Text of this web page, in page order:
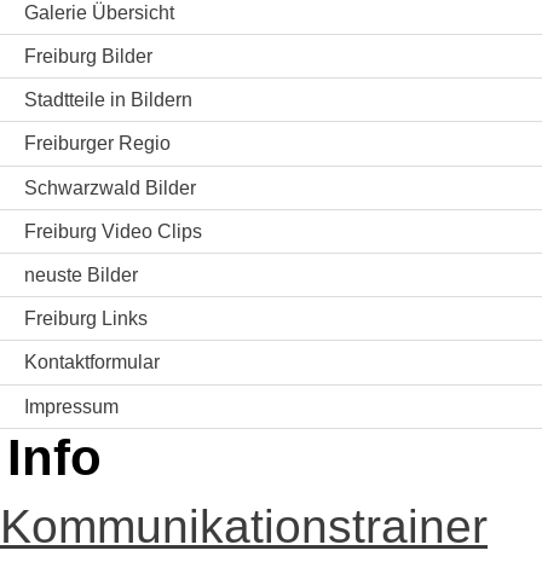
Galerie Übersicht
Freiburg Bilder
Stadtteile in Bildern
Freiburger Regio
Schwarzwald Bilder
Freiburg Video Clips
neuste Bilder
Freiburg Links
Kontaktformular
Impressum
Info
Kommunikationstrainer